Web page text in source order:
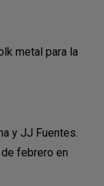
metal para la
y JJ Fuentes.
febrero en